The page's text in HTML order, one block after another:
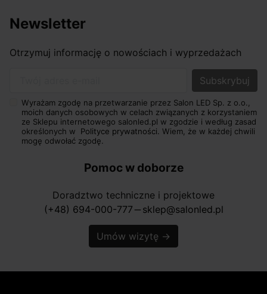
Newsletter
Otrzymuj informację o nowościach i wyprzedażach
Wyrażam zgodę na przetwarzanie przez Salon LED Sp. z o.o.,
moich danych osobowych w celach związanych z korzystaniem
ze Sklepu internetowego salonled.pl w zgodzie i według zasad
określonych w Polityce prywatności. Wiem, że w każdej chwili
mogę odwołać zgodę.
Pomoc w doborze
Doradztwo techniczne i projektowe
(+48) 694-000-777 horizontal_rule sklep@salonled.pl
Umów wizytę →